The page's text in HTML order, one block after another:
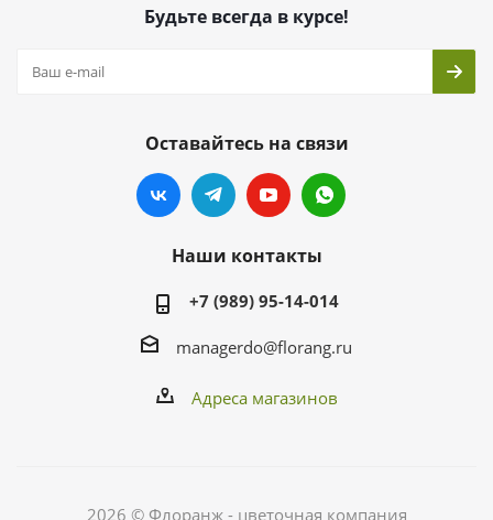
Будьте всегда в курсе!
Оставайтесь на связи
Наши контакты
+7 (989) 95-14-014
managerdo@florang.ru
Адреса магазинов
2026 © Флоранж - цветочная компания